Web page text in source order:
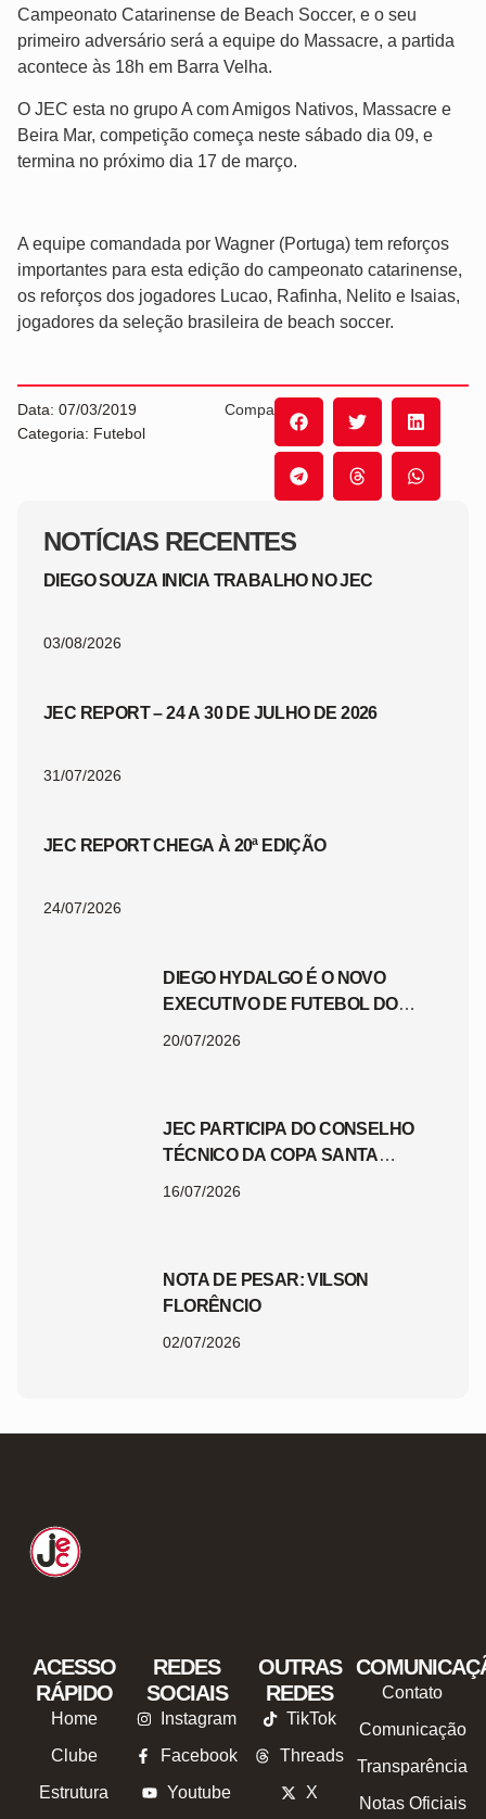
NOTÍCIAS RECENTES
DIEGO SOUZA INICIA TRABALHO NO JEC
03/08/2026
JEC REPORT – 24 A 30 DE JULHO DE 2026
31/07/2026
JEC REPORT CHEGA À 20ª EDIÇÃO
24/07/2026
DIEGO HYDALGO É O NOVO
EXECUTIVO DE FUTEBOL DO
20/07/2026
JEC PARTICIPA DO CONSELHO
TÉCNICO DA COPA SANTA
16/07/2026
NOTA DE PESAR: VILSON
FLORÊNCIO
02/07/2026
Campeonato Catarinense de Beach Soccer, e o seu
primeiro adversário será a equipe do Massacre, a partida
acontece às 18h em Barra Velha.
O JEC esta no grupo A com Amigos Nativos, Massacre e
Beira Mar, competição começa neste sábado dia 09, e
termina no próximo dia 17 de março.
A equipe comandada por Wagner (Portuga) tem reforços
importantes para esta edição do campeonato catarinense,
os reforços dos jogadores Lucao, Rafinha, Nelito e Isaias,
jogadores da seleção brasileira de beach soccer.
Data: 07/03/2019
Categoria: Futebol
Compartilhe:
ACESSO
RÁPIDO
Home
Clube
Estrutura
REDES
SOCIAIS
Instagram
Facebook
Youtube
OUTRAS
REDES
TikTok
Threads
X
Contato
Comunicação
Transparência
Notas Oficiais